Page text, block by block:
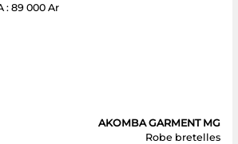
: 89 000 Ar
AKOMBA GARMENT MG
Robe bretelles